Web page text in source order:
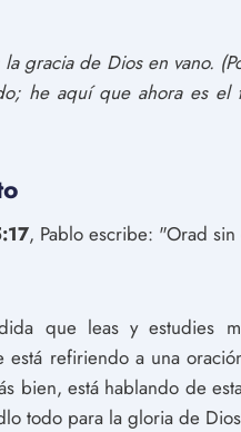
gracia de Dios en vano.
he aquí que ahora es
, Pablo escribe: "Orad
que leas y estudies
está refiriendo a una
bien, está hablando de
todo para la gloria de